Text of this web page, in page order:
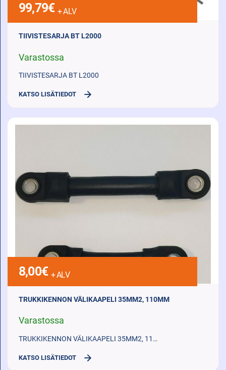
99,79€ + ALV
TIIVISTESARJA BT L2000
Varastossa
TIIVISTESARJA BT L2000
KATSO LISÄTIEDOT
8,00€ + ALV
TRUKKIKENNON VÄLIKAAPELI 35MM2, 110MM
Varastossa
TRUKKIKENNON VÄLIKAAPELI 35MM2, 11…
KATSO LISÄTIEDOT